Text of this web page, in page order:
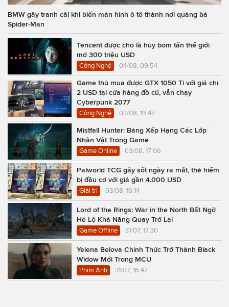
BMW gây tranh cãi khi biến màn hình ô tô thành nơi quảng bá
Spider-Man
Tencent được cho là hủy bom tấn thế giới
mở 300 triệu USD
Công Nghệ 04/08, 09:54
Game thủ mua được GTX 1050 Ti với giá chỉ
2 USD tại cửa hàng đồ cũ, vẫn chạy
Cyberpunk 2077
Công Nghệ 03/08, 19:47
Mistfall Hunter: Bảng Xếp Hạng Các Lớp
Nhân Vật Trong Game
Game Online 03/08, 17:06
Palworld TCG gây sốt ngày ra mắt, thẻ hiếm
bị đầu cơ với giá gần 4.000 USD
Giải trí 03/08, 16:14
Lord of the Rings: War in the North Bất Ngờ
Hé Lộ Khả Năng Quay Trở Lại
Game Offline 31/07, 17:30
Yelena Belova Chính Thức Trở Thành Black
Widow Mới Trong MCU
Phim Ảnh 31/07, 16:47